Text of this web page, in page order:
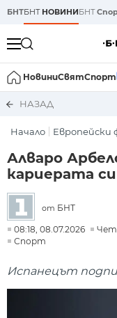
БНТБНТ НОВИНИБНТ
НовиниСвятСпорт
НАЗАД
Начало Европейски
Алваро
кариерата
от БНТ
08:18, 08.07.2026
Спорт
Испанецът